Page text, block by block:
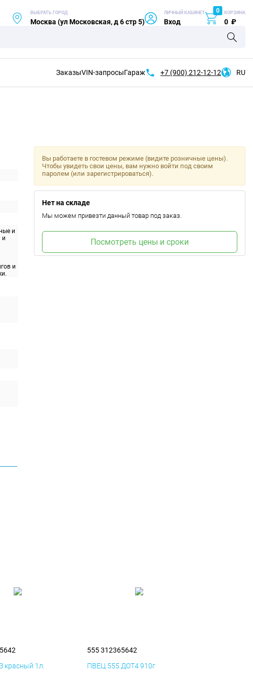
ВЫБРАТЬ ГОРОД
Москва (ул Московская, д 6 стр 5)
ЛИЧНЫЙ КАБИНЕТ
Вход
0 КОРЗИНА
0 ₽
ЗаказыVIN-запросыГараж +7 (900) 212-12-12 RU
и
и
и
Вы работаете в гостевом режиме (видите розничные цены).
Чтобы увидеть свои цены, вам нужно войти под своим
паролем (или зарегистрироваться).
Нет на складе
Мы можем привезти данный товар под заказ.
Посмотреть цены и сроки
1л.
555 312365642
ПВЕЦ 555 ДОТ4 910г